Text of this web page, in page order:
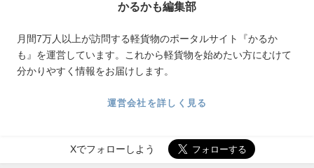
かるかも編集部
月間7万人以上が訪問する軽貨物のポータルサイト『かるか
も』を運営しています。これから軽貨物を始めたい方にむけて
分かりやすく情報をお届けします。
運営会社を詳しく見る
Xでフォローしよう